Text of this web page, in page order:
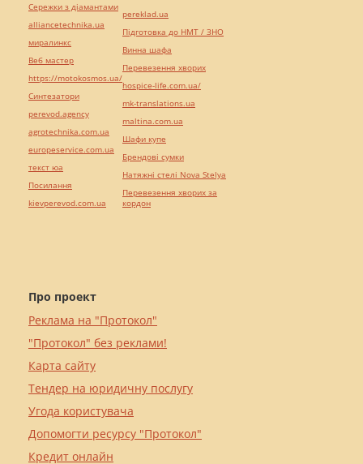
Про проект
Реклама на "Протокол"
"Протокол" без реклами!
Карта сайту
Тендер на юридичну послугу
Угода користувача
Допомогти ресурсу "Протокол"
Кредит онлайн
Сережки з діамантами
alliancetechnika.ua
миралинкс
Веб мастер
https://motokosmos.ua/
Синтезатори
perevod.agency
agrotechnika.com.ua
europeservice.com.ua
текст юа
Посилання
kievperevod.com.ua
pereklad.ua
Підготовка до НМТ / ЗНО
Винна шафа
Перевезення хворих
hospice-life.com.ua/
mk-translations.ua
maltina.com.ua
Шафи купе
Брендові сумки
Натяжні стелі Nova Stelya
Перевезення хворих за
кордон